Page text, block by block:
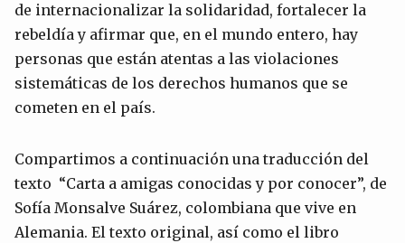
de internacionalizar la solidaridad, fortalecer la
rebeldía y afirmar que, en el mundo entero, hay
personas que están atentas a las violaciones
sistemáticas de los derechos humanos que se
cometen en el país.
Compartimos a continuación una traducción del
texto “Carta a amigas conocidas y por conocer”, de
Sofía Monsalve Suárez, colombiana que vive en
Alemania. El texto original, así como el libro